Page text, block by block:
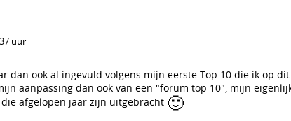
uur
dan ook al ingevuld volgens mijn eerste Top 10 die ik op
aanpassing dan ook van een "forum top 10", mijn
afgelopen jaar zijn uitgebracht 🙂